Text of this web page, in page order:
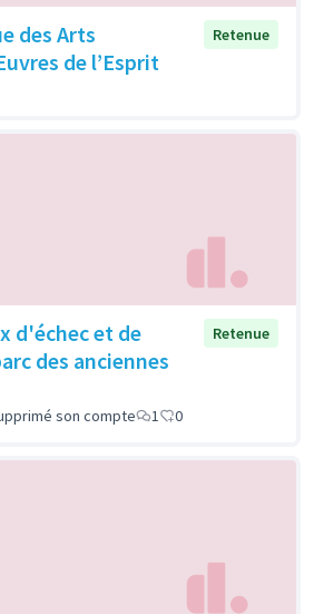
des Arts
de l’Esprit
Retenue
d'échec et de
des anciennes
Retenue
son compte 1 0